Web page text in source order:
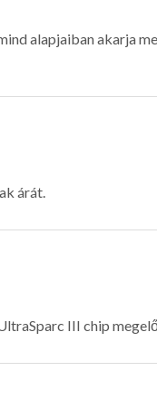
alapjaiban akarja
árát.
III chip